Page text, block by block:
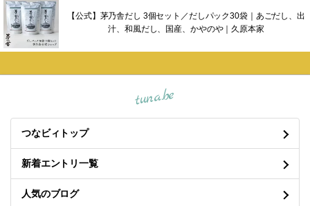
【公式】茅乃舎だし 3個セット／だしパック30袋｜あごだし、出
汁、和風だし、国産、かやのや｜久原本家
tuna.be
つなビィトップ
新着エントリ一覧
人気のブログ